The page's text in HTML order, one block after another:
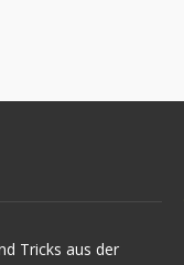
Tricks aus der